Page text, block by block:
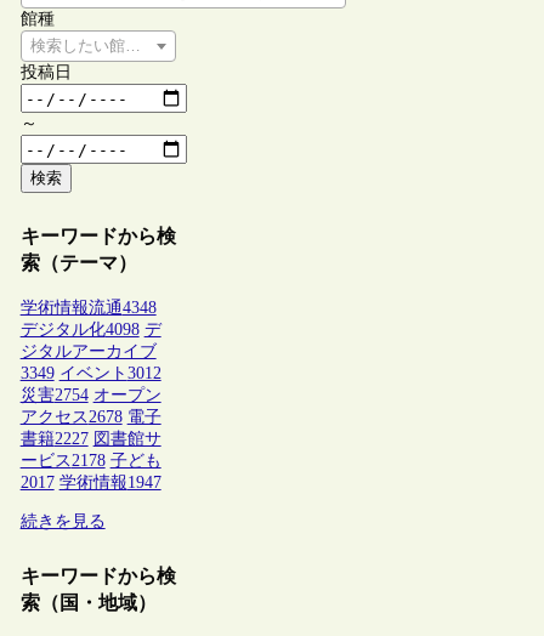
館種
検索したい館種を選択してください
投稿日
～
検索
キーワードから検
索（テーマ）
学術情報流通4348
デジタル化4098 デ
ジタルアーカイブ
3349 イベント 3012
災害2754 オープン
アクセス 2678 電子
書籍2227 図書館サ
ービス 2178 子ども
2017 学術情報1947
続きを見る
キーワードから検
索（国・地域）